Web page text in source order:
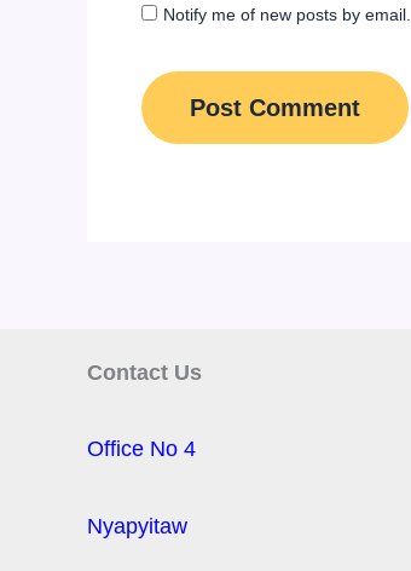
Notify me of new posts by email.
Contact Us
Office No 4
Nyapyitaw